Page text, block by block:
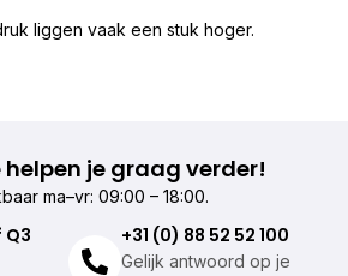
liggen vaak een stuk hoger.
helpen je graag verder!
ma–vr: 09:00 – 18:00.
Q3
+31 (0) 88 52 52 100
Gelijk antwoord op je